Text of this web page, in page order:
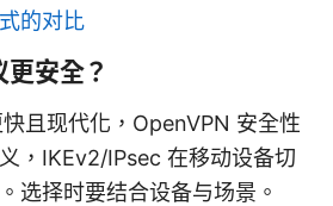
的对比
安全？
且现代化，OpenVPN 安全性
，IKEv2/IPsec 在移动设备切
选择时要结合设备与场景。